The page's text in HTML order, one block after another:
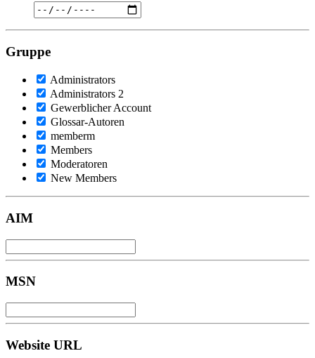
Gruppe
Administrators
Administrators 2
Gewerblicher Account
Glossar-Autoren
memberm
Members
Moderatoren
New Members
AIM
MSN
Website URL